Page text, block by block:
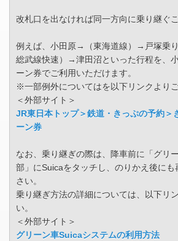
改札口を出なければ同一方向に乗り継ぐ
例えば、小田原→（東海道線）→戸塚乗
総武線快速）→津田沼といった行程を、
ーン券でご利用いただけます。
※一部例外についてはを以下リンクよりご
＜外部サイト＞
JR東日本トップ＞鉄道・きっぷの予約＞
ーン券
なお、乗り継ぎの際は、降車前に「グリ
部」にSuicaをタッチし、のりかえ後に
さい。
乗り継ぎ方法の詳細については、以下リ
い。
＜外部サイト＞
グリーン車Suicaシステムの利用方法